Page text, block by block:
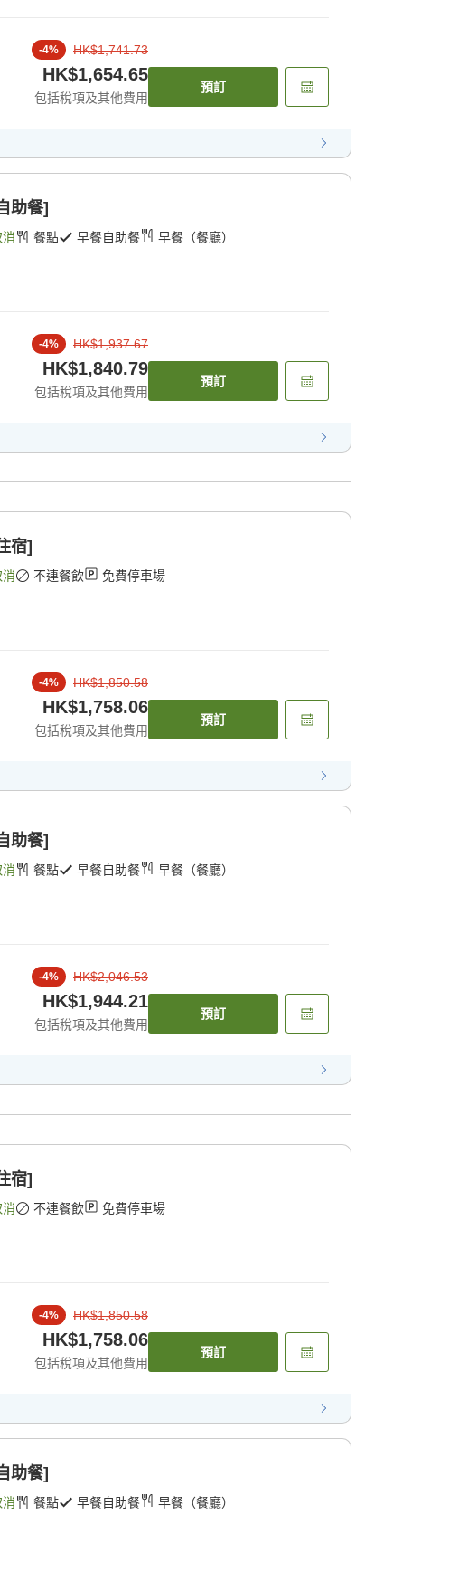
-4% HK$1,741.73
HK$1,654.65
包括稅項及其他費用
預訂
助餐]
餐點 早餐自助餐 早餐（餐廳）
-4% HK$1,937.67
HK$1,840.79
包括稅項及其他費用
預訂
宿]
不連餐飲 免費停車場
-4% HK$1,850.58
HK$1,758.06
包括稅項及其他費用
預訂
助餐]
餐點 早餐自助餐 早餐（餐廳）
-4% HK$2,046.53
HK$1,944.21
包括稅項及其他費用
預訂
宿]
不連餐飲 免費停車場
-4% HK$1,850.58
HK$1,758.06
包括稅項及其他費用
預訂
助餐]
餐點 早餐自助餐 早餐（餐廳）